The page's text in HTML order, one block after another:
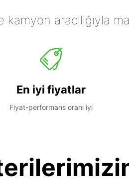
kamyon aracılığıyla
En iyi fiyatlar
Fiyat-performans oranı iyi